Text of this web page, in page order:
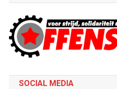
SOCIAL MEDIA